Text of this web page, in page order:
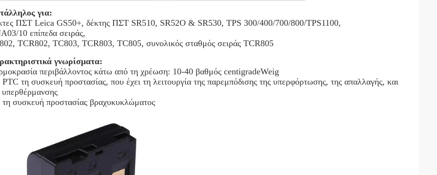
για:
ΠΣΤ Leica GS50+, δέκτης ΠΣΤ SR510, SR52O & SR530, TPS 300/400/700/800/TPS1100,
10 επίπεδα σειράς,
TCR802, TC803, TCR803, TC805, συνολικός σταθμός σειράς TCR805
γνωρίσματα:
περιβάλλοντος κάτω από τη χρέωση: 10-40 βαθμός centigradeWeig
τη συσκευή προστασίας, που έχει τη λειτουργία της παρεμπόδισης της υπερφόρτωσης, της απαλλαγής, και
υπερθέρμανσης
συσκευή προστασίας βραχυκυκλώματος